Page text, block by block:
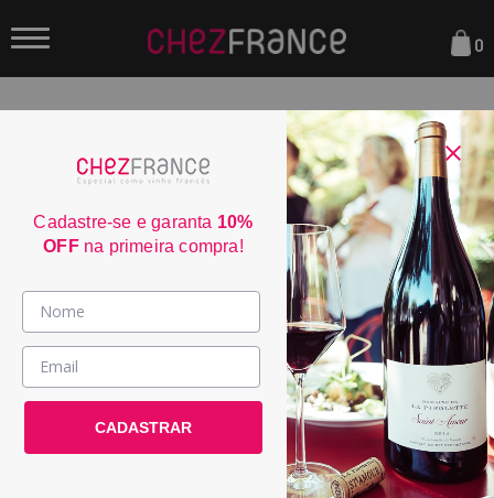
Vinhos >
País / Região >
Le Club >
0
ORDENAR POR:
Cadastre-se e garanta 10%
OFFna primeira compra!
CADASTRAR